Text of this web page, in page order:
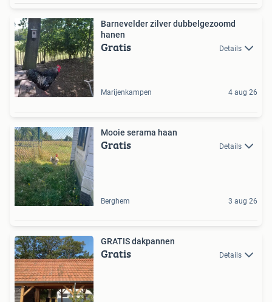
Barnevelder zilver dubbelgezoomd
hanen
Gratis Details
Marijenkampen 4 aug 26
Mooie serama haan
Gratis Details
Berghem 3 aug 26
GRATIS dakpannen
Gratis Details